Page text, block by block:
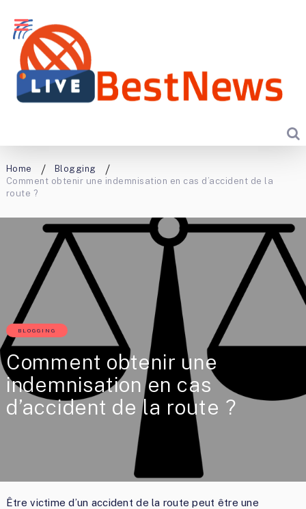
Home
Blogging
Comment obtenir une indemnisation en cas d’accident de la
route ?
BLOGGING
Comment obtenir une
indemnisation en cas
d’accident de la route ?
Être victime d’un accident de la route peut être une